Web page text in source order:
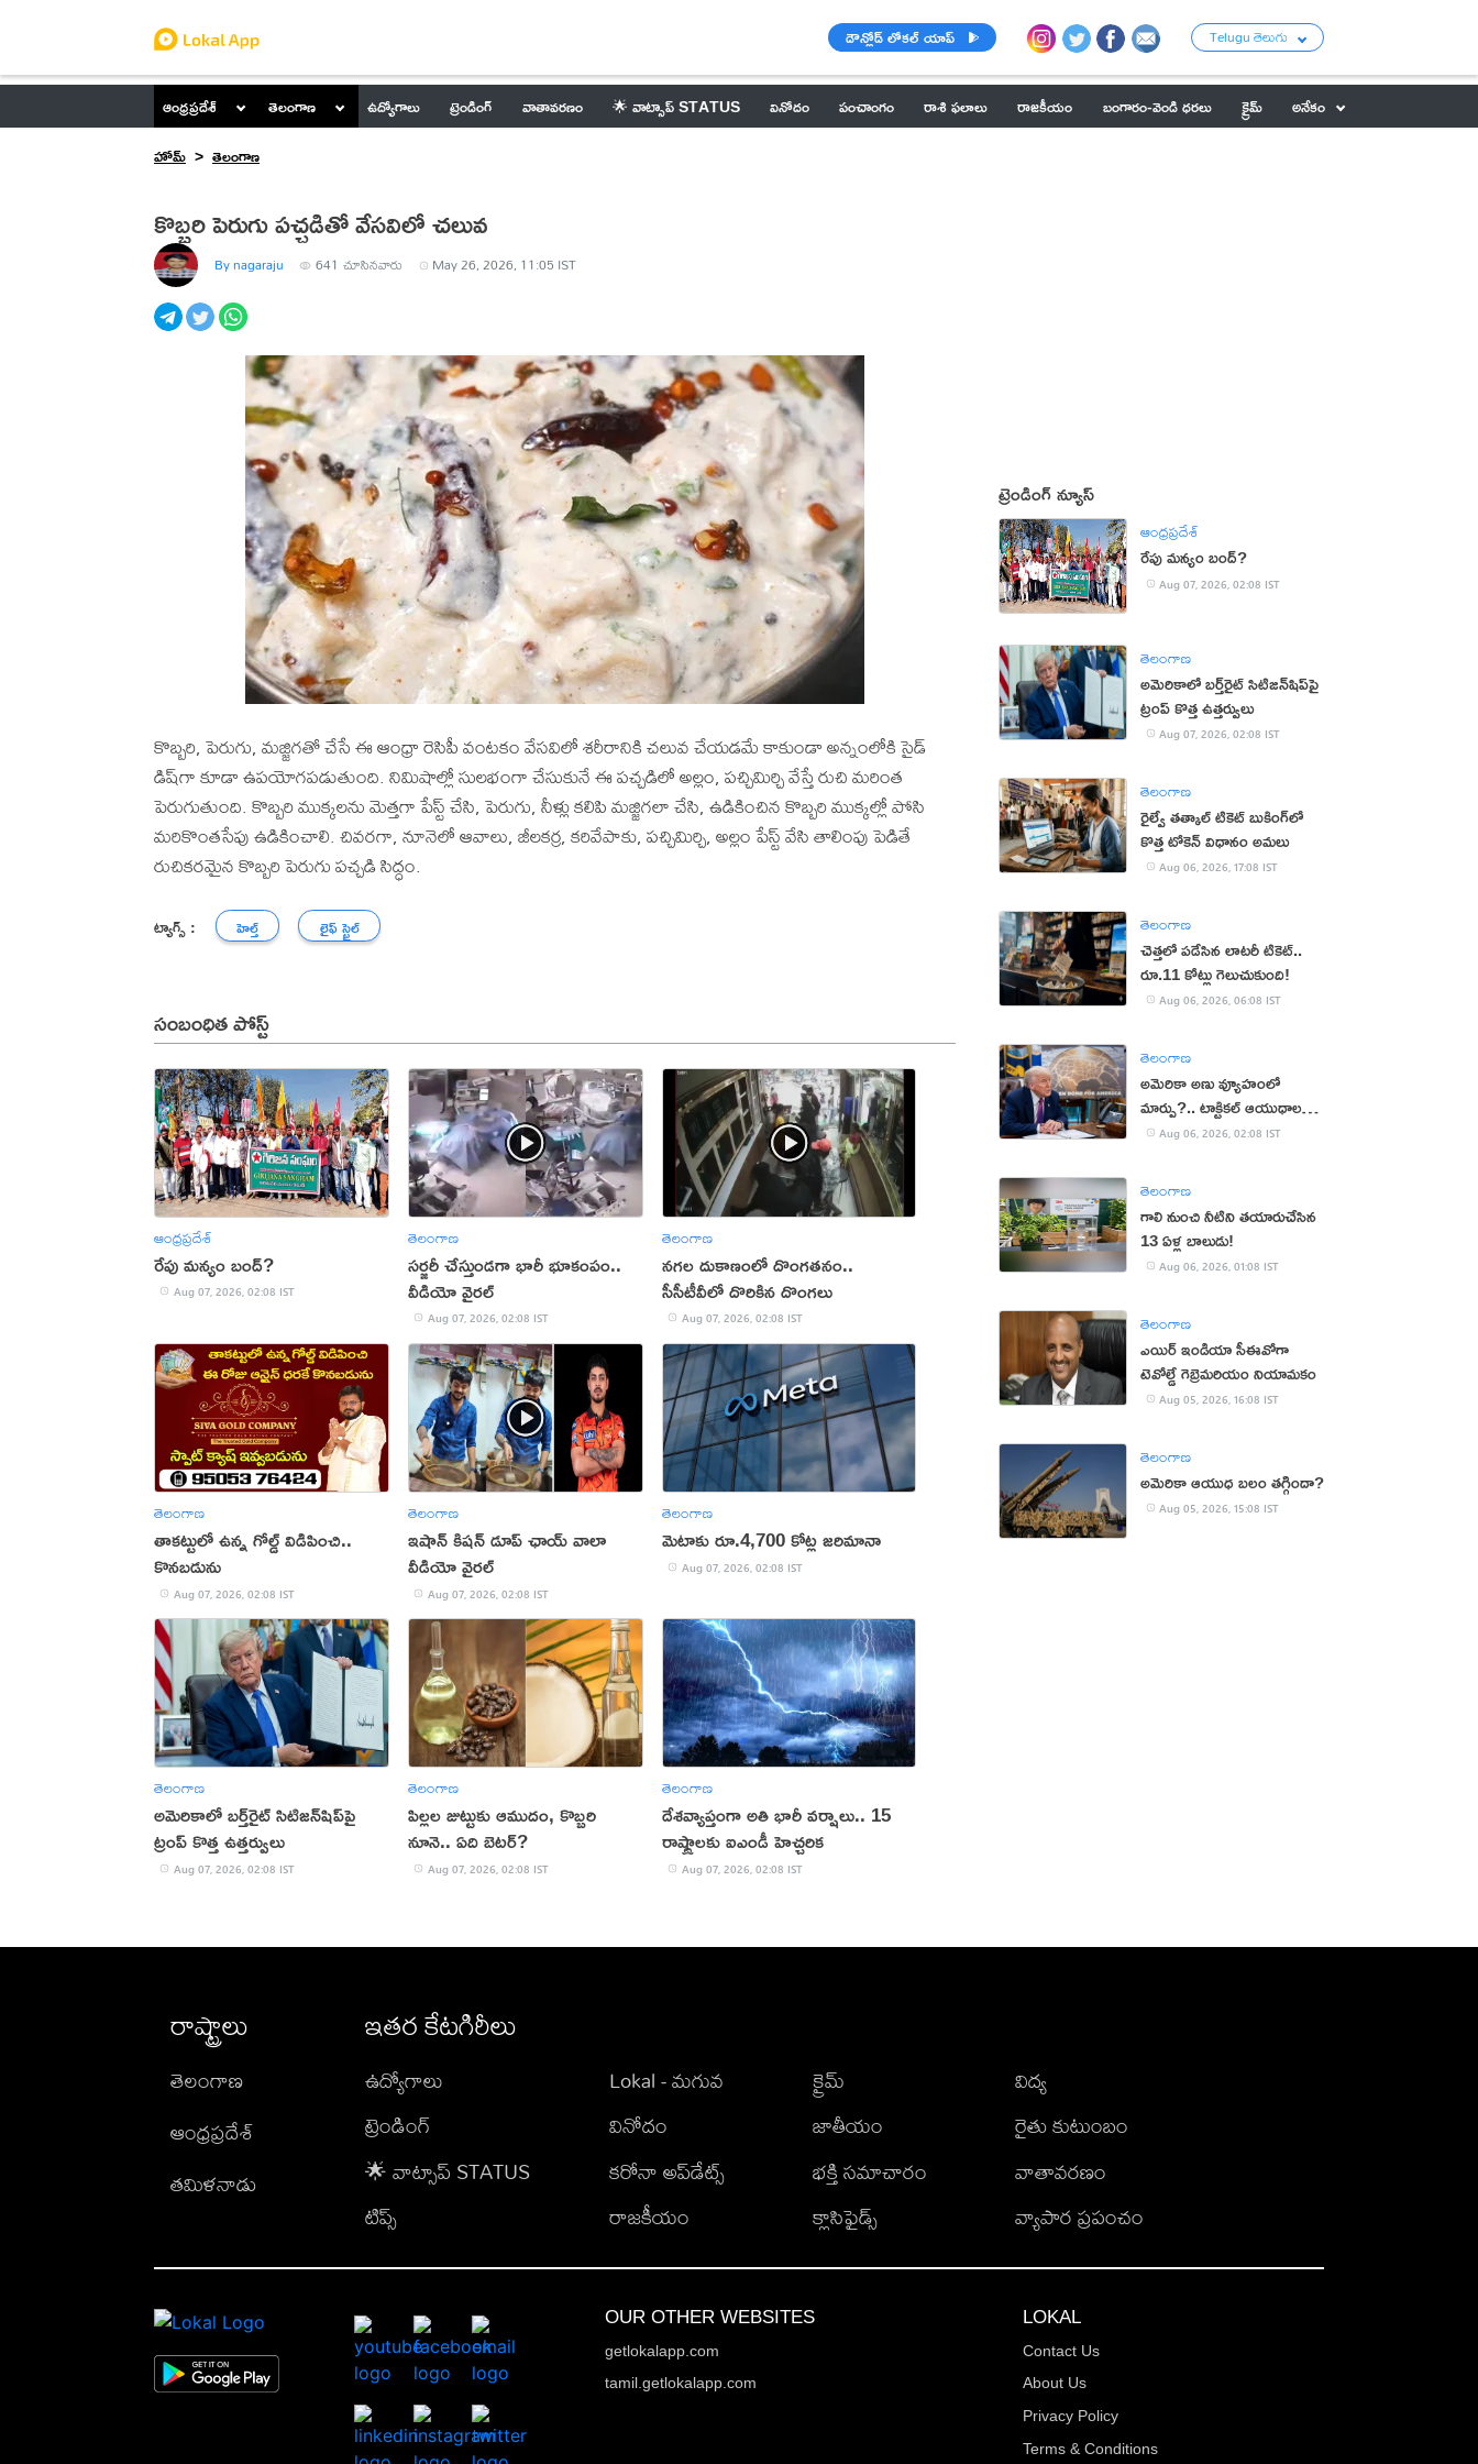
డౌన్లోడ్ లోకల్ యాప్ Telugu తెలుగు
ఆంధ్రప్రదేశ్ తెలంగాణ ఉద్యోగాలు ట్రెండింగ్ వాతావరణం 🌟 వాట్సాప్ STATUS వినోదం పంచాంగం రాశి ఫలాలు రాజకీయం బంగారం-వెండి ధరలు క్రైమ్
అనేకం
హోమ్
తెలంగాణ
కొబ్బరి పెరుగు పచ్చడితో వేసవిలో చలువ
By nagaraju 641 చూసినవారు May 26, 2026, 11:05 IST
కొబ్బరి, పెరుగు, మజ్జిగతో చేసే ఈ ఆంధ్రా రెసిపీ వంటకం వేసవిలో శరీరానికి చలువ చేయడమే కాకుండా అన్నంలోకి సైడ్
డిష్‌గా కూడా ఉపయోగపడుతుంది. నిమిషాల్లో సులభంగా చేసుకునే ఈ పచ్చడిలో అల్లం, పచ్చిమిర్చి వేస్తే రుచి మరింత
పెరుగుతుంది. కొబ్బరి ముక్కలను మెత్తగా పేస్ట్ చేసి, పెరుగు, నీళ్లు కలిపి మజ్జిగలా చేసి, ఉడికించిన కొబ్బరి ముక్కల్లో పోసి
మరికొంతసేపు ఉడికించాలి. చివరగా, నూనెలో ఆవాలు, జీలకర్ర, కరివేపాకు, పచ్చిమిర్చి, అల్లం పేస్ట్ వేసి తాలింపు పెడితే
రుచికరమైన కొబ్బరి పెరుగు పచ్చడి సిద్ధం.
ట్యాగ్స్ : హెల్త్ లైఫ్ స్టైల్
సంబంధిత పోస్ట్
ఆంధ్రప్రదేశ్
రేపు మన్యం బంద్‌?
Aug 07, 2026, 02:08 IST
తెలంగాణ
సర్జరీ చేస్తుండగా భారీ భూకంపం..
వీడియో వైరల్
Aug 07, 2026, 02:08 IST
తెలంగాణ
నగల దుకాణంలో దొంగతనం..
సీసీటీవీలో దొరికిన దొంగలు
Aug 07, 2026, 02:08 IST
తెలంగాణ
తాకట్టులో ఉన్న గోల్డ్ విడిపించి..
కొనబడును
Aug 07, 2026, 02:08 IST
తెలంగాణ
ఇషాన్ కిషన్ డూప్ ఛాయ్ వాలా
వీడియో వైరల్
Aug 07, 2026, 02:08 IST
తెలంగాణ
మెటాకు రూ.4,700 కోట్ల జరిమానా
Aug 07, 2026, 02:08 IST
తెలంగాణ
అమెరికాలో బర్త్‌రైట్ సిటిజన్‌షిప్‌పై
ట్రంప్ కొత్త ఉత్తర్వులు
Aug 07, 2026, 02:08 IST
తెలంగాణ
పిల్లల జుట్టుకు ఆముదం, కొబ్బరి
నూనె.. ఏది బెటర్?
Aug 07, 2026, 02:08 IST
తెలంగాణ
దేశవ్యాప్తంగా అతి భారీ వర్షాలు.. 15
రాష్ట్రాలకు ఐఎండీ హెచ్చరిక
Aug 07, 2026, 02:08 IST
ట్రెండింగ్ న్యూస్
ఆంధ్రప్రదేశ్
రేపు మన్యం బంద్‌?
Aug 07, 2026, 02:08 IST
తెలంగాణ
అమెరికాలో బర్త్‌రైట్ సిటిజన్‌షిప్‌పై
ట్రంప్ కొత్త ఉత్తర్వులు
Aug 07, 2026, 02:08 IST
తెలంగాణ
రైల్వే తత్కాల్ టికెట్ బుకింగ్‌లో
కొత్త టోకెన్ విధానం అమలు
Aug 06, 2026, 17:08 IST
తెలంగాణ
చెత్తలో పడేసిన లాటరీ టికెట్..
రూ.11 కోట్లు గెలుచుకుంది!
Aug 06, 2026, 06:08 IST
తెలంగాణ
అమెరికా అణు వ్యూహంలో
మార్పు?.. టాక్టికల్ ఆయుధాలకు
ప్రాధాన్యం!
Aug 06, 2026, 02:08 IST
తెలంగాణ
గాలి నుంచి నీటిని తయారుచేసిన
13 ఏళ్ల బాలుడు!
Aug 06, 2026, 01:08 IST
తెలంగాణ
ఎయిర్ ఇండియా సీఈవోగా
టెవోల్డే గెబ్రెమరియం నియామకం
Aug 05, 2026, 16:08 IST
తెలంగాణ
అమెరికా ఆయుధ బలం తగ్గిందా?
Aug 05, 2026, 15:08 IST
రాష్ట్రాలు
తెలంగాణ
ఆంధ్రప్రదేశ్
తమిళనాడు
ఇతర కేటగిరీలు
ఉద్యోగాలు
ట్రెండింగ్
🌟 వాట్సాప్ STATUS
టిప్స్
Lokal - మగువ
వినోదం
కరోనా అప్‌డేట్స్
రాజకీయం
క్రైమ్
జాతీయం
భక్తి సమాచారం
క్లాసిఫైడ్స్
విద్య
రైతు కుటుంబం
వాతావరణం
వ్యాపార ప్రపంచం
OUR OTHER WEBSITES
getlokalapp.com
tamil.getlokalapp.com
LOKAL
Contact Us
About Us
Privacy Policy
Terms & Conditions